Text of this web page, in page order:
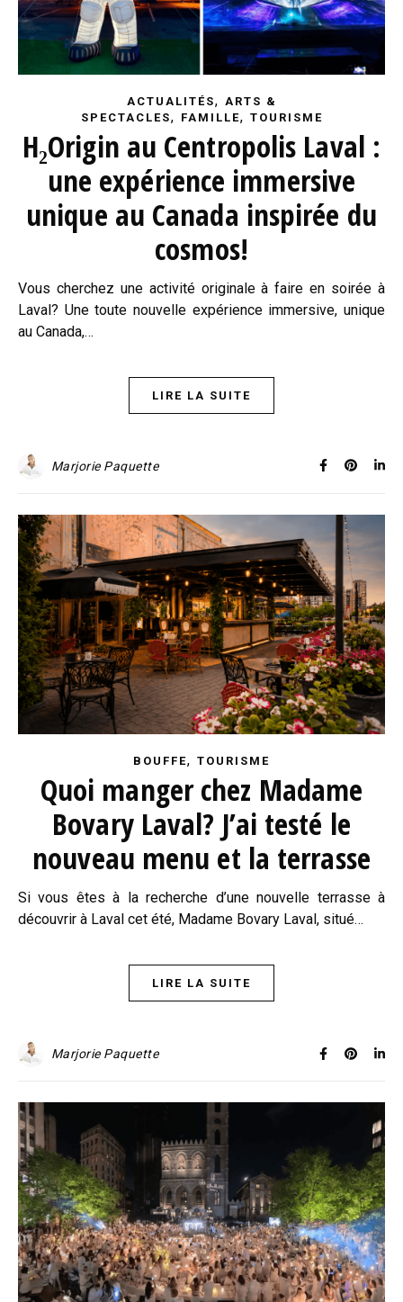
ACTUALITÉS, ARTS &
SPECTACLES, FAMILLE, TOURISME
H₂Origin au Centropolis Laval :
une expérience immersive
unique au Canada inspirée du
cosmos!
Vous cherchez une activité originale à faire en soirée à
Laval? Une toute nouvelle expérience immersive, unique
au Canada,…
LIRE LA SUITE
Marjorie Paquette
BOUFFE, TOURISME
Quoi manger chez Madame
Bovary Laval? J’ai testé le
nouveau menu et la terrasse
Si vous êtes à la recherche d’une nouvelle terrasse à
découvrir à Laval cet été, Madame Bovary Laval, situé…
LIRE LA SUITE
Marjorie Paquette